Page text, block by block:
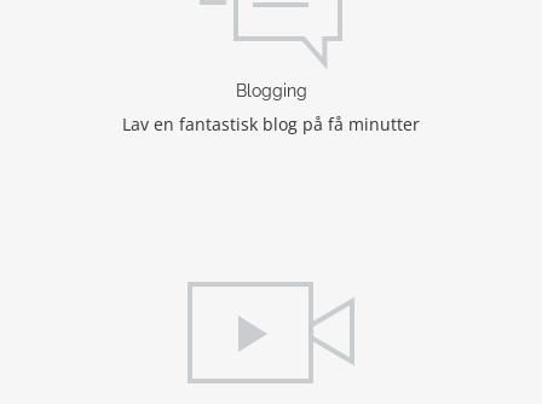
Blogging
Lav en fantastisk blog på få minutter